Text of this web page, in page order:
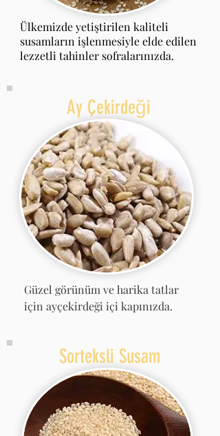
Sorteksli Susam
Ülkemizde yetiştirilen kaliteli
susamların işlenmesiyle elde edilen
lezzetli tahinler sofralarınızda.
Güzel görünüm ve harika tatlar
için ayçekirdeği içi kapınızda.
Ay Çekirdeği